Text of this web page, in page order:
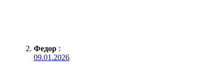
Федор :
09.01.2026